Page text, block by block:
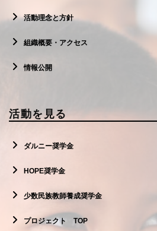
活動理念と方針
組織概要・アクセス
情報公開
活動を見る
ダルニー奨学金
HOPE奨学金
少数民族教師養成奨学金
プロジェクト TOP